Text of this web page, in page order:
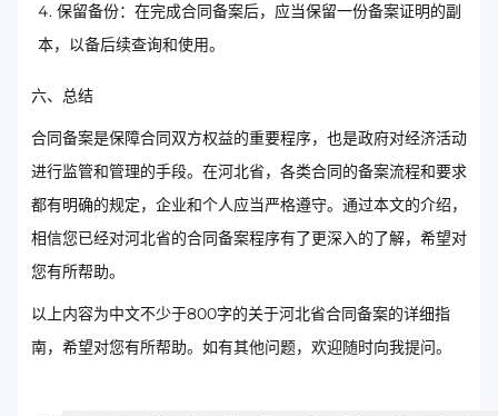
保留备份：在完成合同备案后，应当保留一份备案证明的副
本，以备后续查询和使用。
六、总结
合同备案是保障合同双方权益的重要程序，也是政府对经济活动
进行监管和管理的手段。在河北省，各类合同的备案流程和要求
都有明确的规定，企业和个人应当严格遵守。通过本文的介绍，
相信您已经对河北省的合同备案程序有了更深入的了解，希望对
您有所帮助。
以上内容为中文不少于800字的关于河北省合同备案的详细指
南，希望对您有所帮助。如有其他问题，欢迎随时向我提问。